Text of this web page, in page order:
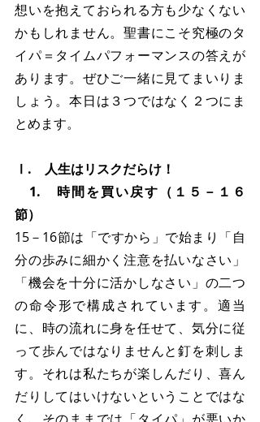
想いを抱えておられる方も少なくない
かもしれません。聖書にこそ究極のタ
イパ＝タイムパフォーマンスの答えが
あります。ぜひご一緒に見てまいりま
しょう。本日は３つではなく２つにま
とめます。
Ⅰ.　人生はリスクだらけ！
1.　時間を買い戻す（１５－１６
節）
15－16節は「ですから」で始まり「自
分の歩みに細かく注意を払いなさい」
「機会を十分に活かしなさい」の二つ
の命令形で構成されています。適当
に、時の流れに身を任せて、気分に従
って歩んではなりませんと釘を刺しま
す。それは私たちが楽しんだり、喜ん
だりしてはいけないということではな